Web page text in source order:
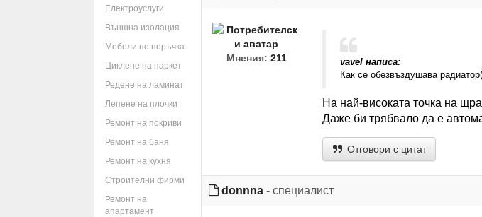
Електроуслуги
Външна изолация
Мебели по поръчка
Циклене на паркет
Редене на ламинат
Лепене на плочки
Ремонт на покриви
Ремонт на баня
Ремонт на кухня
Строителни фирми
Ремонт на
апартамент
Мнения: 211
vavel написа:
Как се обезвъздушава
На най-високата точка на
Даже би трябвало да е
Отговори с цитат
donnna - специалист